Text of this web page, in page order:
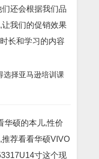
还会根据我们品
我们的促销效果
长和学习的内容
选择亚马逊培训课
华硕的本儿,性价
荐看看华硕VIVO
寸这个现